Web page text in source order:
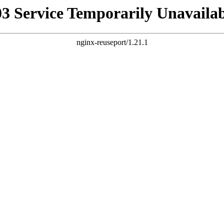
Service Temporarily
nginx-reuseport/1.21.1